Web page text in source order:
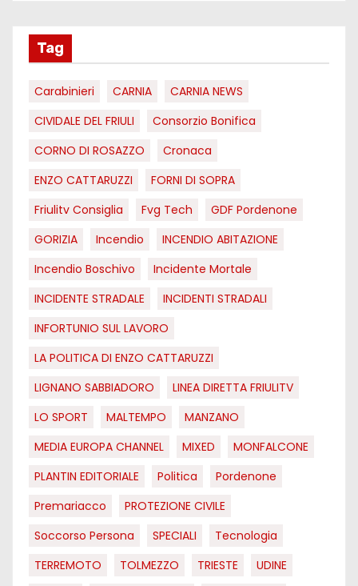
Tag
Carabinieri CARNIA
CARNIA NEWS
CIVIDALE DEL FRIULI
Consorzio Bonifica
CORNO DI ROSAZZO
Cronaca
ENZO CATTARUZZI
FORNI DI SOPRA
Friulitv Consiglia
Fvg Tech
GDF Pordenone
GORIZIA
Incendio
INCENDIO ABITAZIONE
Incendio Boschivo
Incidente Mortale
INCIDENTE STRADALE
INCIDENTI STRADALI
INFORTUNIO SUL LAVORO
LA POLITICA DI ENZO CATTARUZZI
LIGNANO SABBIADORO
LINEA DIRETTA FRIULITV
LO SPORT
MALTEMPO
MANZANO
MEDIA EUROPA CHANNEL
MIXED
MONFALCONE
PLANTIN EDITORIALE
Politica
Pordenone
Premariacco
PROTEZIONE CIVILE
Soccorso Persona
SPECIALI
Tecnologia
TERREMOTO
TOLMEZZO TRIESTE
UDINE